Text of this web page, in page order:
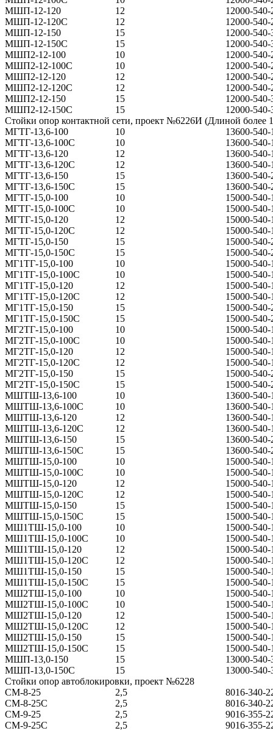
МШП-12-120
12
12000-540-
МШП-12-120С
12
12000-540-
МШП-12-150
15
12000-540-
МШП-12-150С
15
12000-540-
МШП2-12-100
10
12000-540-
МШП2-12-100С
10
12000-540-
МШП2-12-120
12
12000-540-
МШП2-12-120С
12
12000-540-
МШП2-12-150
15
12000-540-
МШП2-12-150С
15
12000-540-
Стойки опор контактной сети, проект №6226И (Длиной более
МГТГ-13,6-100
10
13600-540-
МГТГ-13,6-100С
10
13600-540-
МГТГ-13,6-120
12
13600-540-
МГТГ-13,6-120С
12
13600-540-
МГТГ-13,6-150
15
13600-540-
МГТГ-13,6-150С
15
13600-540-
МГТГ-15,0-100
10
15000-540-
МГТГ-15,0-100С
10
15000-540-
МГТГ-15,0-120
12
15000-540-
МГТГ-15,0-120С
12
15000-540-
МГТГ-15,0-150
15
15000-540-
МГТГ-15,0-150С
15
15000-540-
МГ1ТГ-15,0-100
10
15000-540-
МГ1ТГ-15,0-100С
10
15000-540-
МГ1ТГ-15,0-120
12
15000-540-
МГ1ТГ-15,0-120С
12
15000-540-
МГ1ТГ-15,0-150
15
15000-540-
МГ1ТГ-15,0-150С
15
15000-540-
МГ2ТГ-15,0-100
10
15000-540-
МГ2ТГ-15,0-100С
10
15000-540-
МГ2ТГ-15,0-120
12
15000-540-
МГ2ТГ-15,0-120С
12
15000-540-
МГ2ТГ-15,0-150
15
15000-540-
МГ2ТГ-15,0-150С
15
15000-540-
МШТШ-13,6-100
10
13600-540-
МШТШ-13,6-100С
10
13600-540-
МШТШ-13,6-120
12
13600-540-
МШТШ-13,6-120С
12
13600-540-
МШТШ-13,6-150
15
13600-540-
МШТШ-13,6-150С
15
13600-540-
МШТШ-15,0-100
10
15000-540-
МШТШ-15,0-100С
10
15000-540-
МШТШ-15,0-120
12
15000-540-
МШТШ-15,0-120С
12
15000-540-
МШТШ-15,0-150
15
15000-540-
МШТШ-15,0-150С
15
15000-540-
МШ1ТШ-15,0-100
10
15000-540-
МШ1ТШ-15,0-100С
10
15000-540-
МШ1ТШ-15,0-120
12
15000-540-
МШ1ТШ-15,0-120С
12
15000-540-
МШ1ТШ-15,0-150
15
15000-540-
МШ1ТШ-15,0-150С
15
15000-540-
МШ2ТШ-15,0-100
10
15000-540-
МШ2ТШ-15,0-100С
10
15000-540-
МШ2ТШ-15,0-120
12
15000-540-
МШ2ТШ-15,0-120С
12
15000-540-
МШ2ТШ-15,0-150
15
15000-540-
МШ2ТШ-15,0-150С
15
15000-540-
МШП-13,0-150
15
13000-540-
МШП-13,0-150С
15
13000-540-
Стойки опор автоблокировки, проект №6228
СМ-8-25
2,5
8016-340-
СМ-8-25С
2,5
8016-340-
СМ-9-25
2,5
9016-355-
СМ-9-25С
2,5 9016-355-